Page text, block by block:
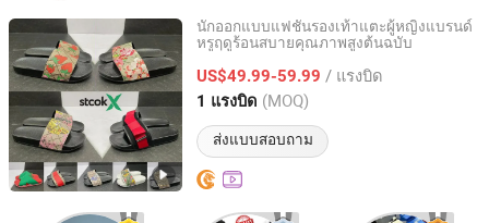
นักออกแบบแฟชั่นรองเท้าแตะผู้หญิงแบรนด์
หรูฤดูร้อนสบายคุณภาพสูงต้นฉบับ
US$49.99-59.99 / แรงบิด
1 แรงบิด (MOQ)
ส่งแบบสอบถาม
Quanzhou Shenghong Longquan Trade Co., Ltd.
Fujian, China อัตราจาก 2026